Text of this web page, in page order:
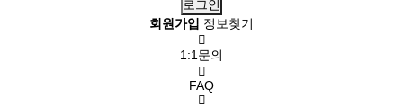
회원가입 정보찾기
1:1문의
FAQ